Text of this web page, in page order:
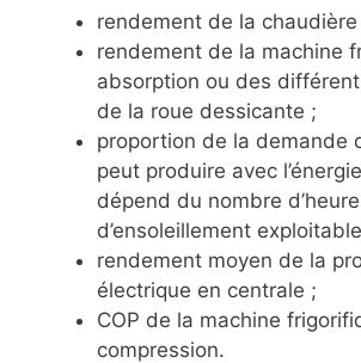
rendement de la chaudière
rendement de la machine
absorption ou des
de la roue dessicante ;
proportion de la demande
peut produire avec
dépend du nombre
d’ensoleillement
rendement moyen de la
électrique en centrale ;
COP de la machine
compression.